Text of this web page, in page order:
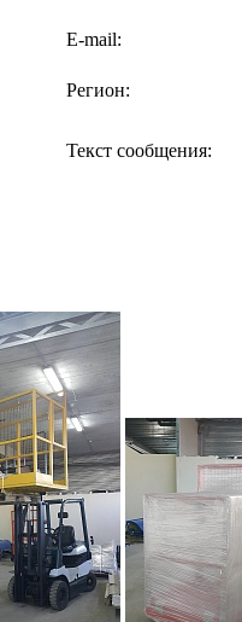
E-mail:
Регион:
Текст сообщения: